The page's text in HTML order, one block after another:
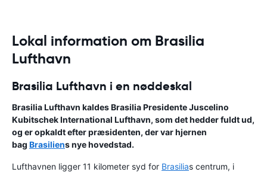
Lokal information om Brasilia
Lufthavn
Brasilia Lufthavn i en nøddeskal
Brasilia Lufthavn kaldes Brasilia Presidente Juscelino
Kubitschek International Lufthavn, som det hedder fuldt ud,
og er opkaldt efter præsidenten, der var hjernen
bag Brasiliens nye hovedstad.
Lufthavnen ligger 11 kilometer syd for Brasilias centrum, i